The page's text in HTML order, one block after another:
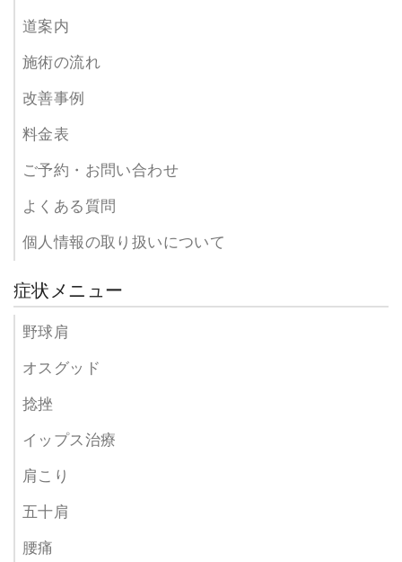
道案内
施術の流れ
改善事例
料金表
ご予約・お問い合わせ
よくある質問
個人情報の取り扱いについて
症状メニュー
野球肩
オスグッド
捻挫
イップス治療
肩こり
五十肩
腰痛